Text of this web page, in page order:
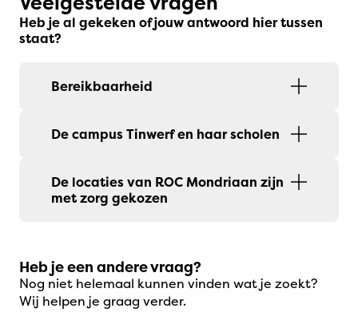
Heb je al gekeken of jouw antwoord hier tussen
staat?
Bereikbaarheid
De campus Tinwerf en haar scholen
De locaties van ROC Mondriaan zijn
met zorg gekozen
Heb je een andere vraag?
Nog niet helemaal kunnen vinden wat je zoekt?
Wij helpen je graag verder.